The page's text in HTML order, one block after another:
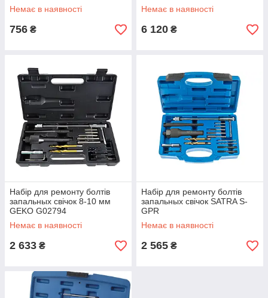
Немає в наявності
756 ₴
Немає в наявності
6 120 ₴
Набір для ремонту болтів
запальных свічок 8-10 мм
GEKO G02794
Немає в наявності
2 633 ₴
Набір для ремонту болтів
запальных свічок SATRA S-
GPR
Немає в наявності
2 565 ₴